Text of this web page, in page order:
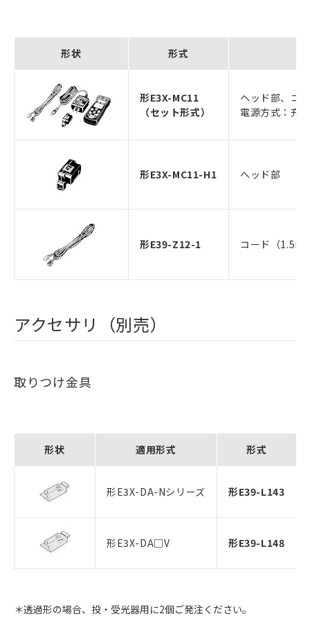
形状 形式
形E3X-MC11
（セット形式）
ヘッド部、コ
電源方式：充
形E3X-MC11-H1 ヘッド部
形E39-Z12-1 コード（1.5m
アクセサリ（別売）
取りつけ金具
形状 適用形式 形式
形E3X-DA-Nシリーズ 形E39-L143
形E3X-DA□V 形E39-L148
＊透過形の場合、投・受光器用に2個ご発注ください。